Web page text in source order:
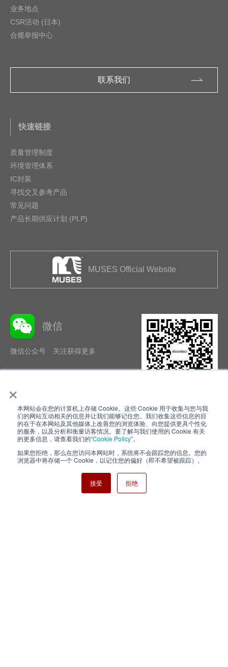
×
本网站会在您的计算机上存储 Cookie。这些 Cookie 用于收集与您与我
们的网站互动相关的信息并让我们能够记住您。我们收集这些信息的目
的在于在本网站及其他媒体上改善您的浏览体验、向您提供更具个性化
的服务，以及分析和衡量访客情况。要了解与我们使用的 Cookie 有关
的更多信息，请查看我们的“Cookie Policy”。
如果您拒绝，那么在您访问本网站时，系统将不会跟踪您的信息。您的
浏览器中将存储一个 Cookie，以记住您的偏好（即不希望被跟踪）。
接受 拒绝
业务地点
CSR活动 (日本)
合规举报中心
联系我们
快速链接
质量管理制度
环境管理体系
IC封装
寻找交叉参考产品
常见问题
产品长期供应计划 (PLP)
MUSES Official Website
微信
微信公众号 关注获得更多
隐私政策 使用条款
Cookie Policy 网站地图
Nisshinbo Holdings Inc.
Copyright ⓒ Nisshinbo Micro Devices Inc. All Rights Reserved.